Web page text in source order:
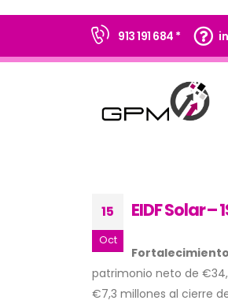
913 191 684 *
15
Oct
EIDF Solar –
patrimonio neto de
€7,3 millones al cierre